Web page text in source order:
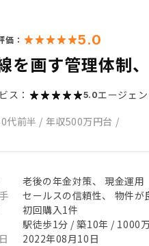
価： 5.0
を画す管理体制
ス： 5.0エージェン
代前半 / 年収500万円台 /
老後の年金対策、 現金運用
セールスの信頼性、 物件
初回購入1件
駅徒歩1分 / 築10年 / 1000
2022年08月10日